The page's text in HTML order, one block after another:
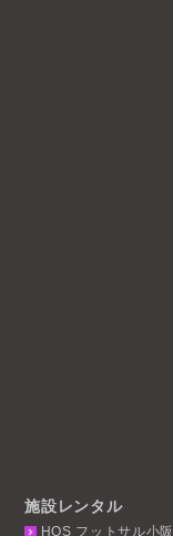
施設レンタル
HOS フットサル小阪